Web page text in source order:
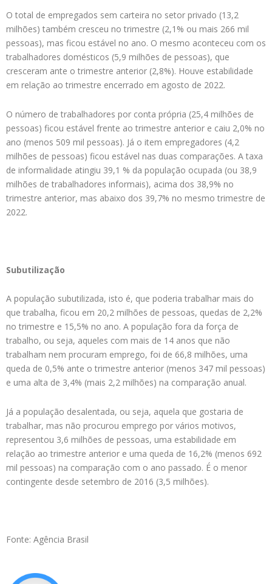
O total de empregados sem carteira no setor privado (13,2
milhões) também cresceu no trimestre (2,1% ou mais 266 mil
pessoas), mas ficou estável no ano. O mesmo aconteceu com os
trabalhadores domésticos (5,9 milhões de pessoas), que
cresceram ante o trimestre anterior (2,8%). Houve estabilidade
em relação ao trimestre encerrado em agosto de 2022.
O número de trabalhadores por conta própria (25,4 milhões de
pessoas) ficou estável frente ao trimestre anterior e caiu 2,0% no
ano (menos 509 mil pessoas). Já o item empregadores (4,2
milhões de pessoas) ficou estável nas duas comparações. A taxa
de informalidade atingiu 39,1 % da população ocupada (ou 38,9
milhões de trabalhadores informais), acima dos 38,9% no
trimestre anterior, mas abaixo dos 39,7% no mesmo trimestre de
2022.
Subutilização
A população subutilizada, isto é, que poderia trabalhar mais do
que trabalha, ficou em 20,2 milhões de pessoas, quedas de 2,2%
no trimestre e 15,5% no ano. A população fora da força de
trabalho, ou seja, aqueles com mais de 14 anos que não
trabalham nem procuram emprego, foi de 66,8 milhões, uma
queda de 0,5% ante o trimestre anterior (menos 347 mil pessoas)
e uma alta de 3,4% (mais 2,2 milhões) na comparação anual.
Já a população desalentada, ou seja, aquela que gostaria de
trabalhar, mas não procurou emprego por vários motivos,
representou 3,6 milhões de pessoas, uma estabilidade em
relação ao trimestre anterior e uma queda de 16,2% (menos 692
mil pessoas) na comparação com o ano passado. É o menor
contingente desde setembro de 2016 (3,5 milhões).
Fonte: Agência Brasil